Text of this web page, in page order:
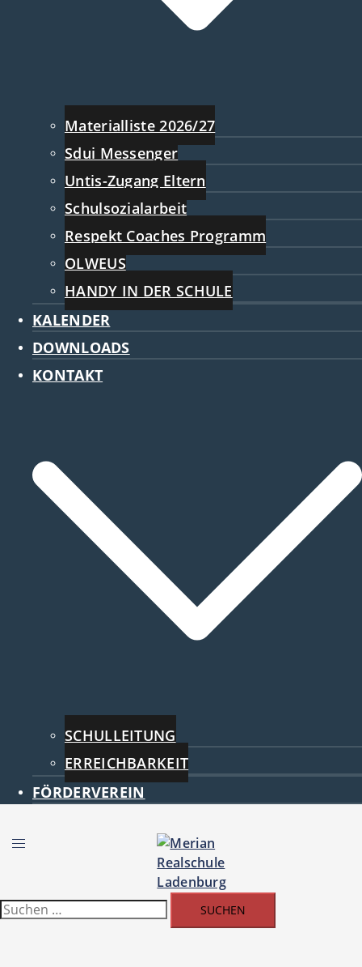
Materialliste 2026/27
Sdui Messenger
Untis-Zugang Eltern
Schulsozialarbeit
Respekt Coaches Programm
OLWEUS
HANDY IN DER SCHULE
KALENDER
DOWNLOADS
KONTAKT
SCHULLEITUNG
ERREICHBARKEIT
FÖRDERVEREIN
Menü
Suchen